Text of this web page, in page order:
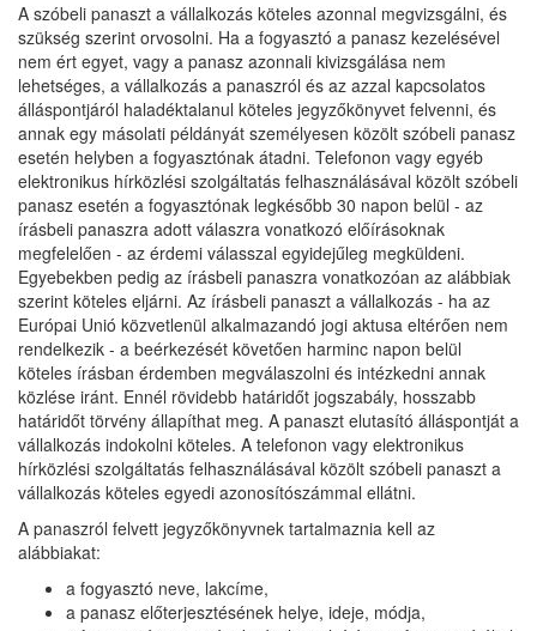
A szóbeli panaszt a vállalkozás köteles azonnal megvizsgálni, és
szükség szerint orvosolni. Ha a fogyasztó a panasz kezelésével
nem ért egyet, vagy a panasz azonnali kivizsgálása nem
lehetséges, a vállalkozás a panaszról és az azzal kapcsolatos
álláspontjáról haladéktalanul köteles jegyzőkönyvet felvenni, és
annak egy másolati példányát személyesen közölt szóbeli panasz
esetén helyben a fogyasztónak átadni. Telefonon vagy egyéb
elektronikus hírközlési szolgáltatás felhasználásával közölt szóbeli
panasz esetén a fogyasztónak legkésőbb 30 napon belül - az
írásbeli panaszra adott válaszra vonatkozó előírásoknak
megfelelően - az érdemi válasszal egyidejűleg megküldeni.
Egyebekben pedig az írásbeli panaszra vonatkozóan az alábbiak
szerint köteles eljárni. Az írásbeli panaszt a vállalkozás - ha az
Európai Unió közvetlenül alkalmazandó jogi aktusa eltérően nem
rendelkezik - a beérkezését követően harminc napon belül
köteles írásban érdemben megválaszolni és intézkedni annak
közlése iránt. Ennél rövidebb határidőt jogszabály, hosszabb
határidőt törvény állapíthat meg. A panaszt elutasító álláspontját a
vállalkozás indokolni köteles. A telefonon vagy elektronikus
hírközlési szolgáltatás felhasználásával közölt szóbeli panaszt a
vállalkozás köteles egyedi azonosítószámmal ellátni.
A panaszról felvett jegyzőkönyvnek tartalmaznia kell az
alábbiakat:
a fogyasztó neve, lakcíme,
a panasz előterjesztésének helye, ideje, módja,